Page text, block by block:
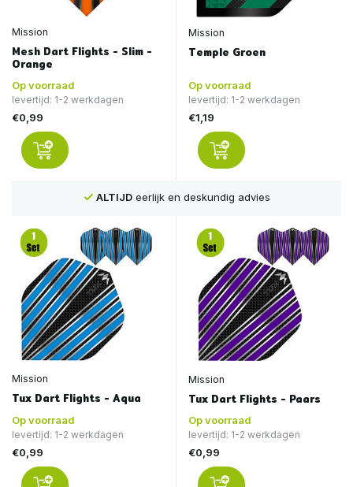
Mission
Mesh Dart Flights - Slim -
Orange
Op voorraad
levertijd: 1-2 werkdagen
€0,99
Mission
Temple Groen
Op voorraad
levertijd: 1-2 werkdagen
€1,19
Voor16:00 besteld, isVANDAAGverstuurd
Mission
Tux Dart Flights - Aqua
Op voorraad
levertijd: 1-2 werkdagen
€0,99
Mission
Tux Dart Flights - Paars
Op voorraad
levertijd: 1-2 werkdagen
€0,99